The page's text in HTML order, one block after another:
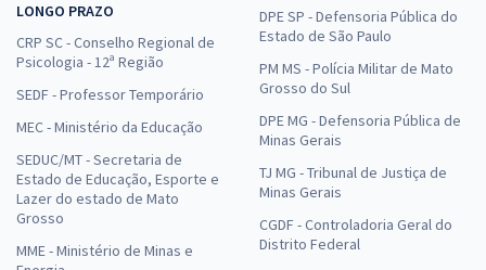
LONGO PRAZO
CRP SC - Conselho Regional de
Psicologia - 12ª Região
SEDF - Professor Temporário
MEC - Ministério da Educação
SEDUC/MT - Secretaria de
Estado de Educação, Esporte e
Lazer do estado de Mato
Grosso
MME - Ministério de Minas e
DPE SP - Defensoria Pública do
Estado de São Paulo
PM MS - Polícia Militar de Mato
Grosso do Sul
DPE MG - Defensoria Pública de
Minas Gerais
TJ MG - Tribunal de Justiça de
Minas Gerais
CGDF - Controladoria Geral do
Distrito Federal